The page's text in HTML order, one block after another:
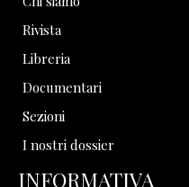
Rivista
Libreria
Documentari
Sezioni
I nostri dossier
INFORMATIVA